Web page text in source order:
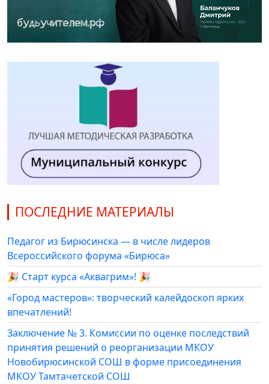
ПОСЛЕДНИЕ МАТЕРИАЛЫ
Педагог из Бирюсинска — в числе лидеров
Всероссийского форума «Бирюса»
🎉 Старт курса «Аквагрим»! 🎉
«Город мастеров»: творческий калейдоскоп ярких
впечатлений!
Заключение № 3. Комиссии по оценке последствий
принятия решений о реорганизации МКОУ
Новобирюсинской СОШ в форме присоединения
МКОУ Тамтачетской СОШ